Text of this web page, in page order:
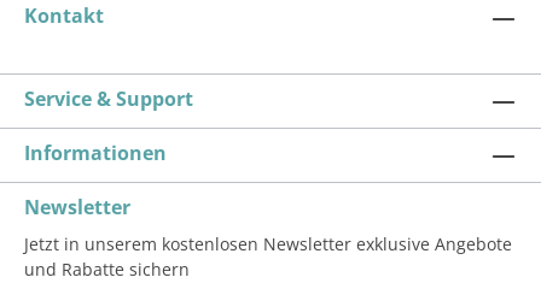
Kontakt
Service & Support
Informationen
Newsletter
Jetzt in unserem kostenlosen Newsletter exklusive Angebote
und Rabatte sichern